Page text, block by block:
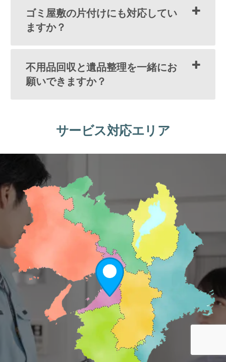
ゴミ屋敷の片付けにも対応してい
ますか？
不用品回収と遺品整理を一緒にお
願いできますか？
サービス対応エリア